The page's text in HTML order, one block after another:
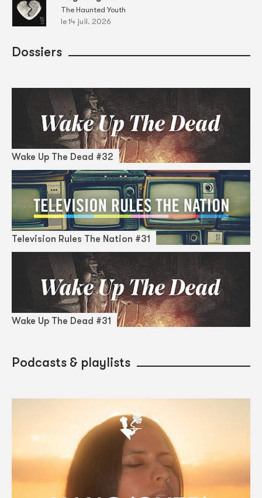
The Haunted Youth
le 14 juil. 2026
Dossiers
Wake Up The Dead #32
Television Rules The Nation #31
Wake Up The Dead #31
Podcasts & playlists